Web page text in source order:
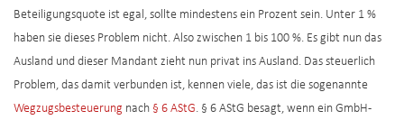
Beteiligungsquote ist egal, sollte mindestens ein Prozent sein. Unter 1 %
haben sie dieses Problem nicht. Also zwischen 1 bis 100 %. Es gibt nun das
Ausland und dieser Mandant zieht nun privat ins Ausland. Das steuerlich
Problem, das damit verbunden ist, kennen viele, das ist die sogenannte
Wegzugsbesteuerung nach § 6 AStG. § 6 AStG besagt, wenn ein GmbH-